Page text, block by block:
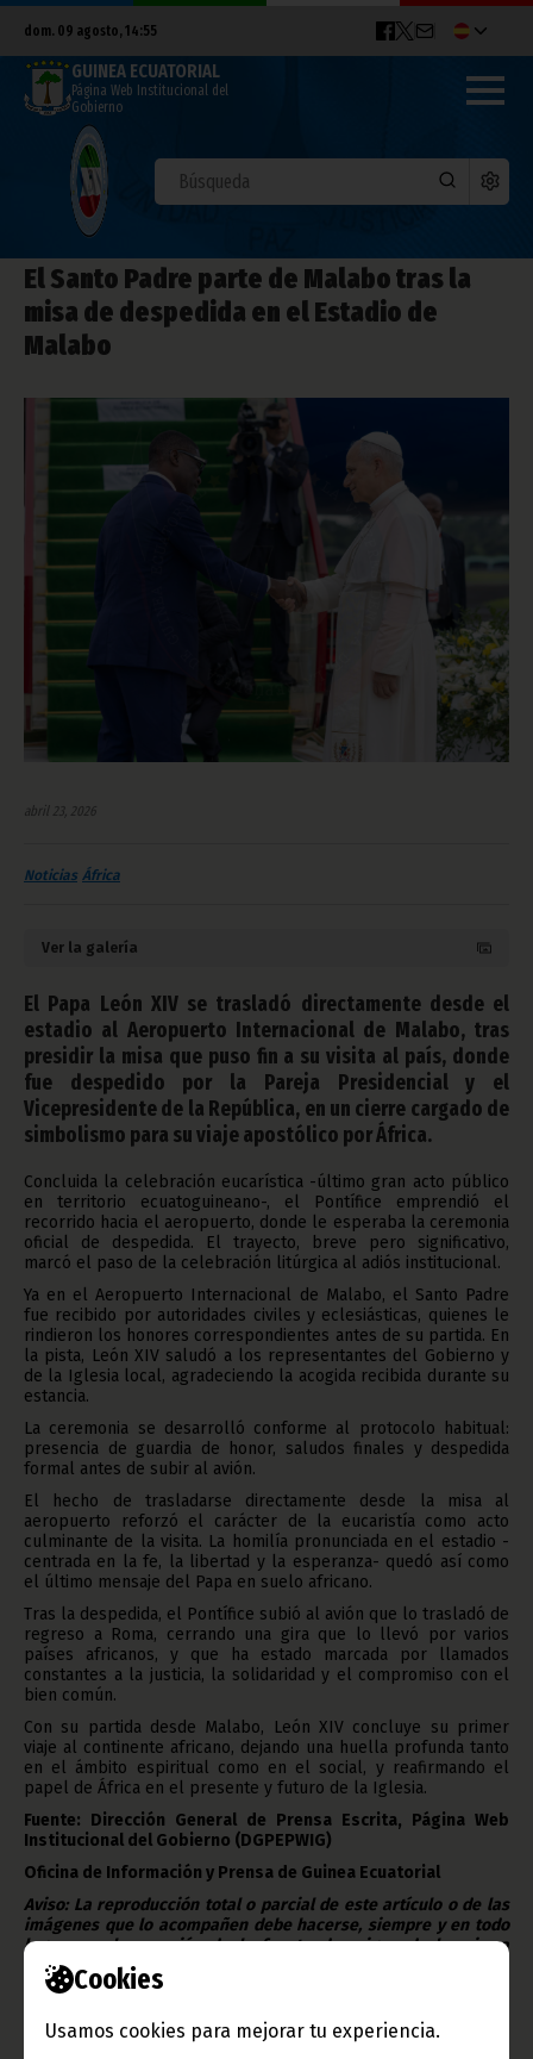
Cookies
Usamos cookies para mejorar tu experiencia.
dom. 09 agosto, 14:55
GUINEA ECUATORIAL
Página Web Institucional del
Gobierno
El Santo Padre parte de Malabo tras la
misa de despedida en el Estadio de
Malabo
abril 23, 2026
Noticias África
Ver la galería
El Papa León XIV se trasladó directamente desde el
estadio al Aeropuerto Internacional de Malabo, tras
presidir la misa que puso fin a su visita al país, donde
fue despedido por la Pareja Presidencial y el
Vicepresidente de la República, en un cierre cargado de
simbolismo para su viaje apostólico por África.
Concluida la celebración eucarística -último gran acto público
en territorio ecuatoguineano-, el Pontífice emprendió el
recorrido hacia el aeropuerto, donde le esperaba la ceremonia
oficial de despedida. El trayecto, breve pero significativo,
marcó el paso de la celebración litúrgica al adiós institucional.
Ya en el Aeropuerto Internacional de Malabo, el Santo Padre
fue recibido por autoridades civiles y eclesiásticas, quienes le
rindieron los honores correspondientes antes de su partida. En
la pista, León XIV saludó a los representantes del Gobierno y
de la Iglesia local, agradeciendo la acogida recibida durante su
estancia.
La ceremonia se desarrolló conforme al protocolo habitual:
presencia de guardia de honor, saludos finales y despedida
formal antes de subir al avión.
El hecho de trasladarse directamente desde la misa al
aeropuerto reforzó el carácter de la eucaristía como acto
culminante de la visita. La homilía pronunciada en el estadio -
centrada en la fe, la libertad y la esperanza- quedó así como
el último mensaje del Papa en suelo africano.
Tras la despedida, el Pontífice subió al avión que lo trasladó de
regreso a Roma, cerrando una gira que lo llevó por varios
países africanos, y que ha estado marcada por llamados
constantes a la justicia, la solidaridad y el compromiso con el
bien común.
Con su partida desde Malabo, León XIV concluye su primer
viaje al continente africano, dejando una huella profunda tanto
en el ámbito espiritual como en el social, y reafirmando el
papel de África en el presente y futuro de la Iglesia.
Fuente: Dirección General de Prensa Escrita, Página Web
Institucional del Gobierno (DGPEPWIG)
Oficina de Información y Prensa de Guinea Ecuatorial
Aviso: La reproducción total o parcial de este artículo o de las
imágenes que lo acompañen debe hacerse, siempre y en todo
lugar, con la mención de la fuente de origen de la misma
(Oficina de Información y Prensa de Guinea Ecuatorial).